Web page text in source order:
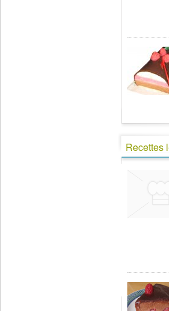
Recettes